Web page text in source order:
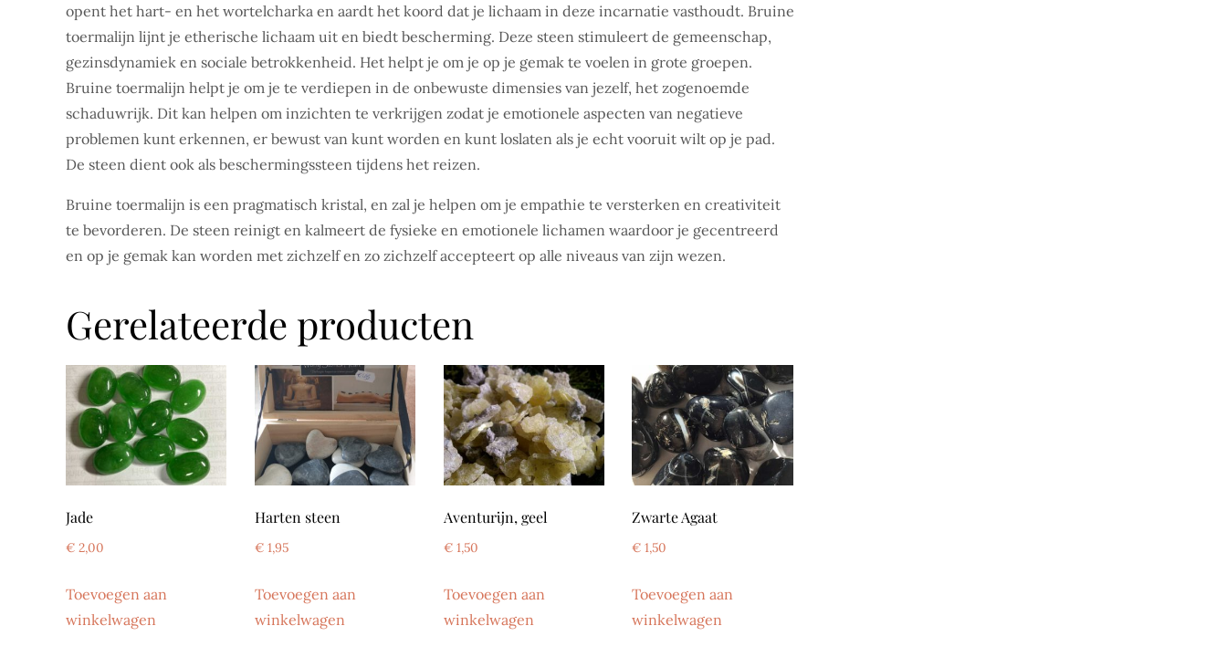
opent het hart- en het wortelcharka en aardt het koord dat je lichaam in deze incarnatie vasthoudt. Bruine
toermalijn lijnt je etherische lichaam uit en biedt bescherming. Deze steen stimuleert de gemeenschap,
gezinsdynamiek en sociale betrokkenheid. Het helpt je om je op je gemak te voelen in grote groepen.
Bruine toermalijn helpt je om je te verdiepen in de onbewuste dimensies van jezelf, het zogenoemde
schaduwrijk. Dit kan helpen om inzichten te verkrijgen zodat je emotionele aspecten van negatieve
problemen kunt erkennen, er bewust van kunt worden en kunt loslaten als je echt vooruit wilt op je pad.
De steen dient ook als beschermingssteen tijdens het reizen.
Bruine toermalijn is een pragmatisch kristal, en zal je helpen om je empathie te versterken en creativiteit
te bevorderen. De steen reinigt en kalmeert de fysieke en emotionele lichamen waardoor je gecentreerd
en op je gemak kan worden met zichzelf en zo zichzelf accepteert op alle niveaus van zijn wezen.
Gerelateerde producten
Jade
€ 2,00
Toevoegen aan
winkelwagen
Harten steen
€1,95
Toevoegen aan
winkelwagen
Aventurijn, geel
€1,50
Toevoegen aan
winkelwagen
Zwarte Agaat
€ 1,50
Toevoegen aan
winkelwagen